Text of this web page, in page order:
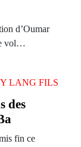
d’Oumar
vol…
LANG FILS
des
fin ce